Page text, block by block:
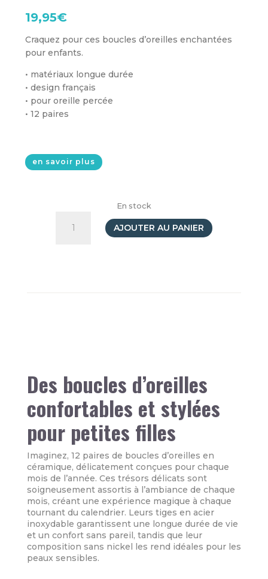
notation
client
19,95€
Craquez pour ces boucles d’oreilles enchantées
pour enfants.
• matériaux longue durée
• design français
• pour oreille percée
• 12 paires
en savoir plus
En stock
AJOUTER AU PANIER
Des boucles d’oreilles
confortables et stylées
pour petites filles
Imaginez, 12 paires de boucles d’oreilles en
céramique, délicatement conçues pour chaque
mois de l’année. Ces trésors délicats sont
soigneusement assortis à l’ambiance de chaque
mois, créant une expérience magique à chaque
tournant du calendrier. Leurs tiges en acier
inoxydable garantissent une longue durée de vie
et un confort sans pareil, tandis que leur
composition sans nickel les rend idéales pour les
peaux sensibles.